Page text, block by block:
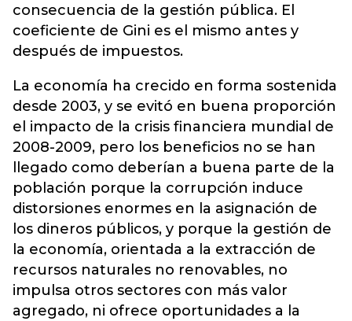
consecuencia de la gestión pública. El
coeficiente de Gini es el mismo antes y
después de impuestos.
La economía ha crecido en forma sostenida
desde 2003, y se evitó en buena proporción
el impacto de la crisis financiera mundial de
2008-2009, pero los beneficios no se han
llegado como deberían a buena parte de la
población porque la corrupción induce
distorsiones enormes en la asignación de
los dineros públicos, y porque la gestión de
la economía, orientada a la extracción de
recursos naturales no renovables, no
impulsa otros sectores con más valor
agregado, ni ofrece oportunidades a la